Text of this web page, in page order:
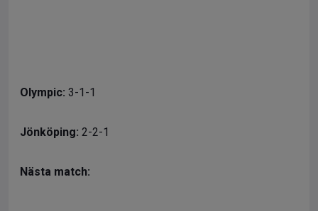
Olympic: 3-1-1
Jönköping: 2-2-1
Nästa match: